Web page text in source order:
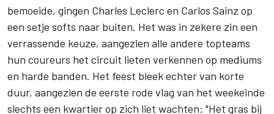
bemoeide, gingen Charles Leclerc en Carlos Sainz op
een setje softs naar buiten. Het was in zekere zin een
verrassende keuze, aangezien alle andere topteams
hun coureurs het circuit lieten verkennen op mediums
en harde banden. Het feest bleek echter van korte
duur, aangezien de eerste rode vlag van het weekeinde
slechts een kwartier op zich liet wachten: "Het gras bij